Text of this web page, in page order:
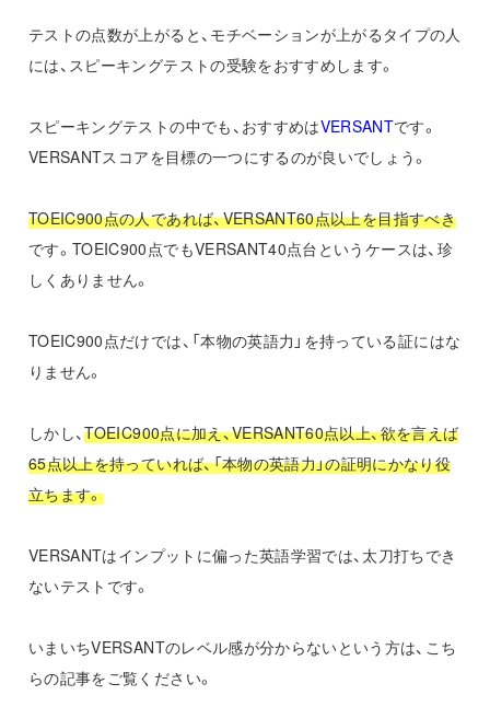
テストの点数が上がると、モチベーションが上がるタイプの人
には、スピーキングテストの受験をおすすめします。
スピーキングテストの中でも、おすすめはVERSANTです。
VERSANTスコアを目標の一つにするのが良いでしょう。
TOEIC900点の人であれば、VERSANT60点以上を目指すべき
です。TOEIC900点でもVERSANT40点台というケースは、珍
しくありません。
TOEIC900点だけでは、「本物の英語力」を持っている証にはな
りません。
しかし、TOEIC900点に加え、VERSANT60点以上、欲を言えば
65点以上を持っていれば、「本物の英語力」の証明にかなり役
立ちます。
VERSANTはインプットに偏った英語学習では、太刀打ちでき
ないテストです。
いまいちVERSANTのレベル感が分からないという方は、こち
らの記事をご覧ください。